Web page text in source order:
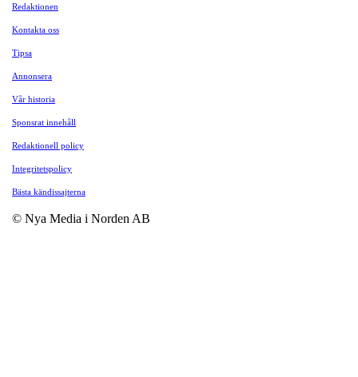
Redaktionen
Kontakta oss
Tipsa
Annonsera
Vår historia
Sponsrat innehåll
Redaktionell policy
Integritetspolicy
Bästa kändissajterna
© Nya Media i Norden AB